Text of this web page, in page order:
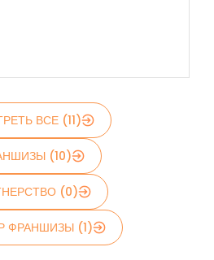
ВСЕ (11)
(10)
(0)
ФРАНШИЗЫ (1)